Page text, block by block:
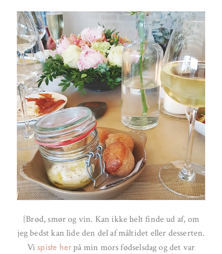
{Brød, smør og vin. Kan ikke helt finde ud af, om
jeg bedst kan lide den del af måltidet eller desserten.
Vi spiste herpå min mors fødselsdag og det var